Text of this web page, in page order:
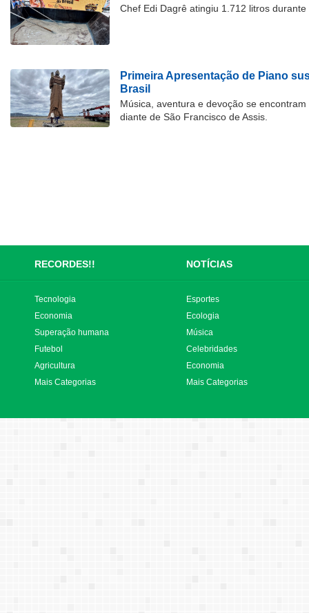
Chef Edi Dagrê atingiu 1.712 litros
Primeira Apresentação de Piano
Brasil
Música, aventura e devoção se
diante de São Francisco de Assis.
RECORDES!! NOTÍCIAS
Tecnologia
Economia
Superação humana
Futebol
Agricultura
Mais Categorias
Esportes
Ecologia
Música
Celebridades
Economia
Mais Categorias